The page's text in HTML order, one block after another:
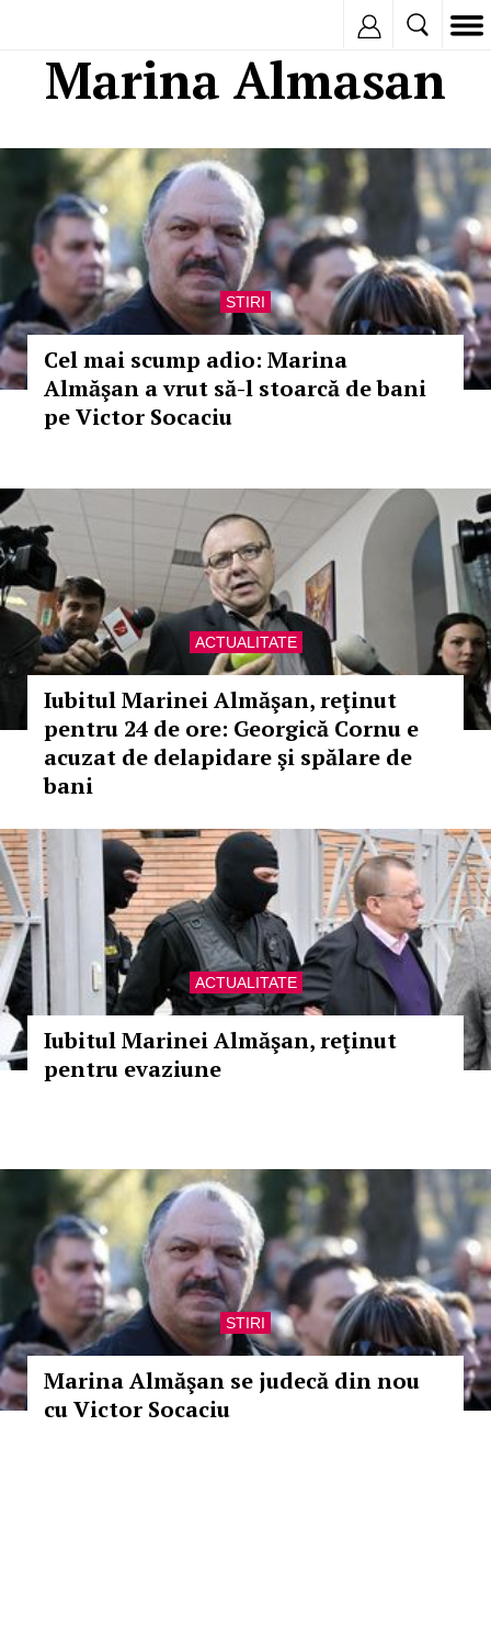
Marina Almasan
STIRI
Cel mai scump adio: Marina
Almăşan a vrut să-l stoarcă de bani
pe Victor Socaciu
ACTUALITATE
Iubitul Marinei Almăşan, reţinut
pentru 24 de ore: Georgică Cornu e
acuzat de delapidare şi spălare de
bani
ACTUALITATE
Iubitul Marinei Almăşan, reţinut
pentru evaziune
STIRI
Marina Almăşan se judecă din nou
cu Victor Socaciu